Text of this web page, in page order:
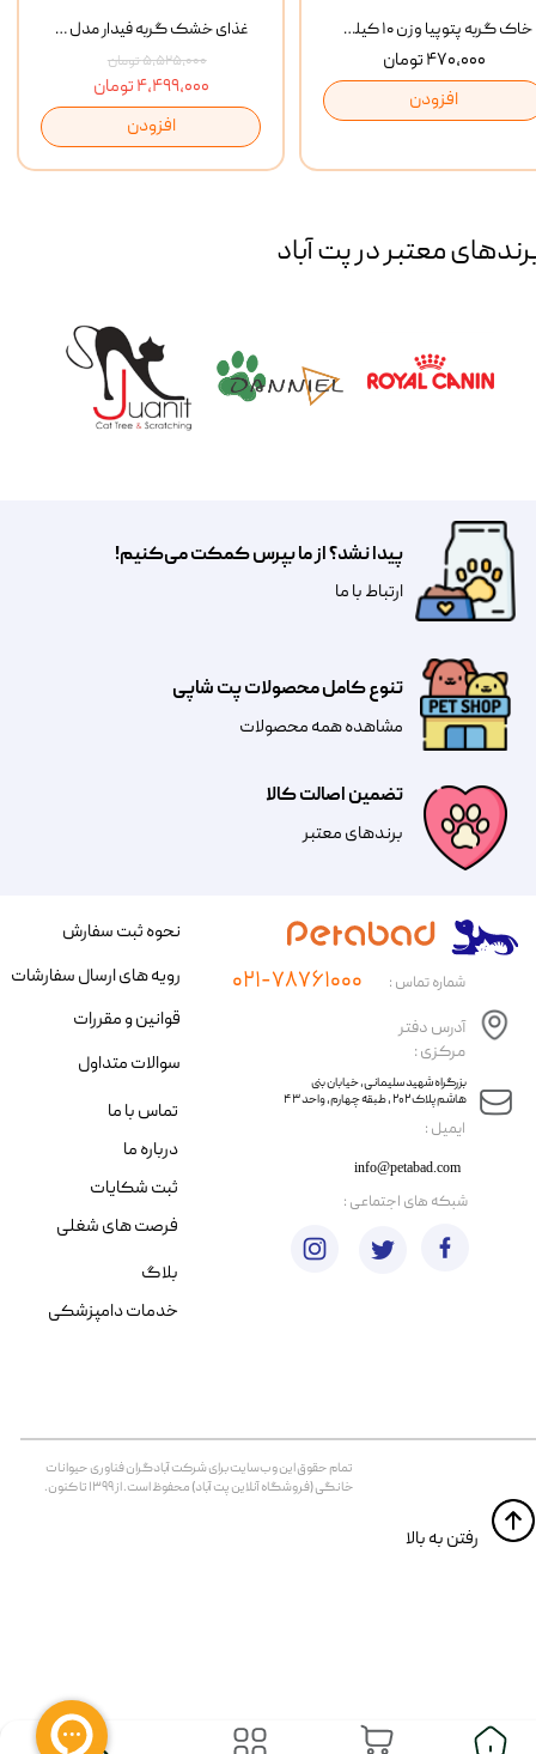
غذای خشک گربه فیدار مدل Adult وزن 10 کیلوگرم
۵,۵۲۵,۰۰۰ تومان
۴,۴۹۹,۰۰۰ تومان
افزودن
خاک گربه پتوپیا وزن ۱۰ کیلوگرم
۴۷۰,۰۰۰ تومان
افزودن
معتبر در پت آباد
تضمین اصالت کالا
​​برندهای معتبر​​​​​​​
تنوع کامل محصولات پت شاپی
مشاهده همه محصولات
پیدا نشد؟ از ما بپرس کمکت می‌کنیم!
​​​ارتباط با ما
​ایمیل :
آدرس دفتر
مرکزی :
info@petabad.com
​​بزرگراه شهید سلیمانی، خیابان بنی
هاشم پلاک ۲۰۲ ، طبقه چهارم، واحد ۴۳
شماره تماس : ۰۲۱-۷۸۷۶۱۰۰۰
تمام حقوق اين وب‌سايت برای شرکت آبادگران فناوری حیوانات
خانگی (فروشگاه آنلاین پت آباد) محفوظ است. از ۱۳۹۹ تا کنون.
​​رفتن به بالا
نحوه ثبت سفارش
رویه های ارسال سفارشات
قوانین و مقررات
سوالات متداول
تماس با ما
درباره ما
ثبت شکایات
فرصت های شغلی
​شبکه های اجتماعی :
بلاگ
خدمات دامپزشکی